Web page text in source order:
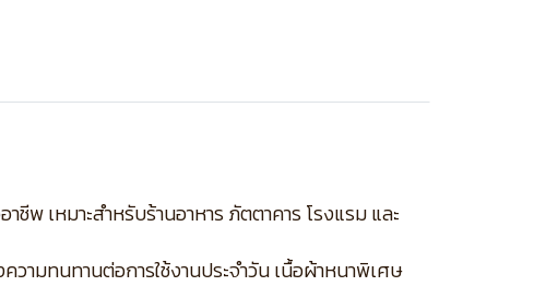
พ เหมาะสำหรับร้านอาหาร ภัตตาคาร โรงแรม และ
ามทนทานต่อการใช้งานประจำวัน เนื้อผ้าหนาพิเศษ